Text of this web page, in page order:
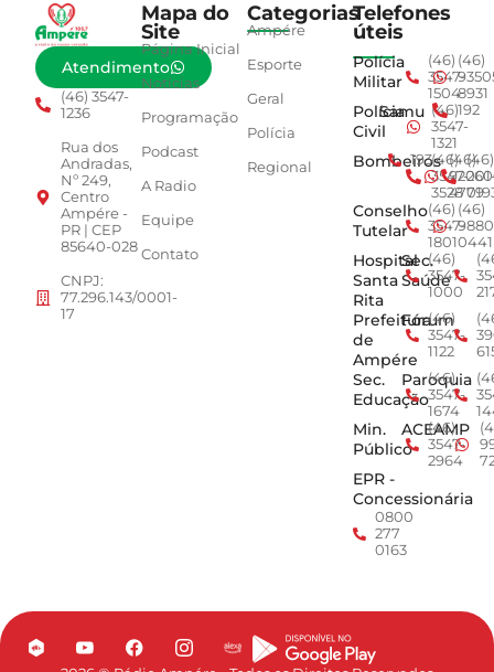
Atendimento
(46) 3547-
1236
Rua dos
Andradas,
Nº 249,
Centro
Ampére -
PR | CEP
85640-028
CNPJ:
77.296.143/0001-
17
Mapa do
Site
Página Inicial
Notícias
Programação
Podcast
A Radio
Equipe
Contato
Categorias
Ampére
Esporte
Geral
Polícia
Regional
Telefones
úteis
Polícia
Militar
(46)
3547-
1504
(46)
8931
Polícia
Civil
Samu (46)
3547-
1321
192
Bombeiros
193(46)
3547-
3528
(46)
4779
(46)
Conselho
Tutelar
(46)
3547-
1801
(46)
0441
Hospital
Santa
Rita
Sec.
Saúde
(46)
3547-
1000
Prefeitura
de
Ampére
Fórum
(46)
3547-
1122
Sec.
Educação
Paroquia
(46)
3547-
1674
Min.
Público
ACEAMP
(46)
3547-
2964
EPR -
Concessionária
0800
277
0163